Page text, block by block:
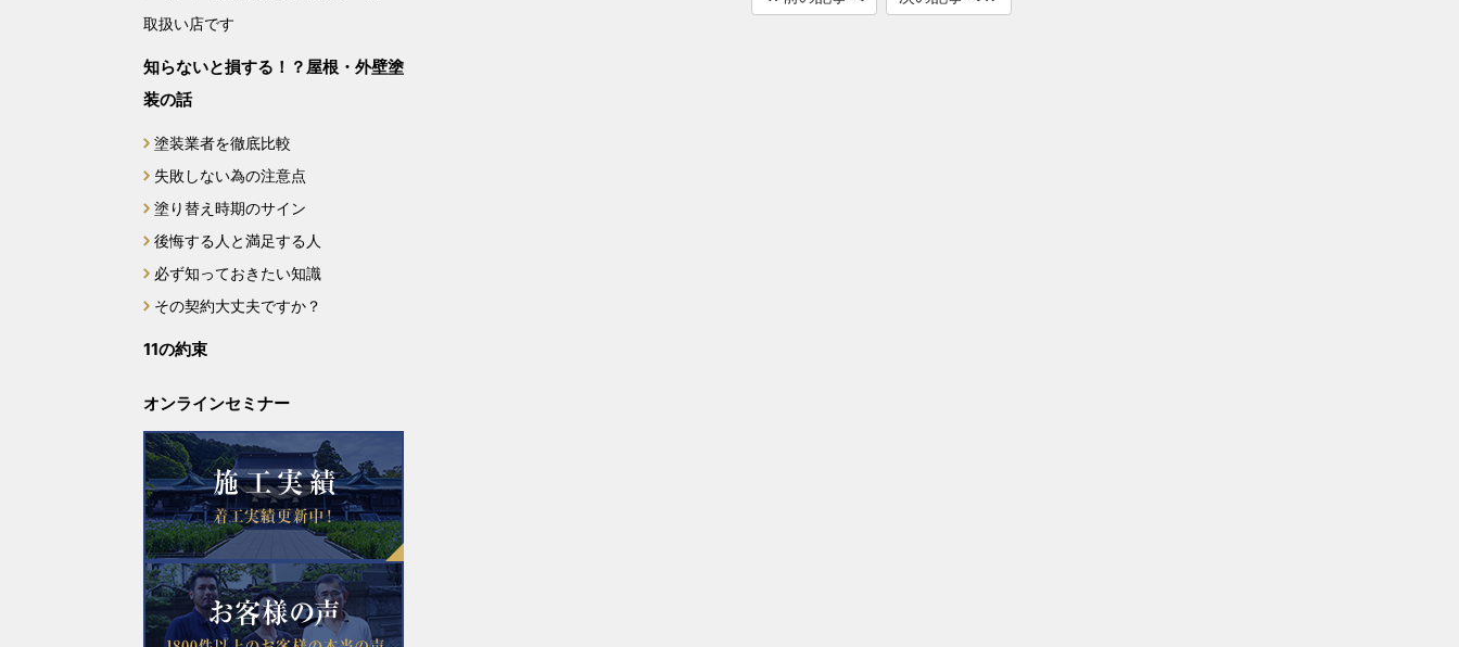
2024年2月
2023年11月
2023年9月
2023年8月
2023年7月
2022年10月
2022年8月
2022年5月
2022年3月
取扱い店です
知らないと損する！？屋根・外壁塗
装の話
塗装業者を徹底比較
失敗しない為の注意点
塗り替え時期のサイン
後悔する人と満足する人
必ず知っておきたい知識
その契約大丈夫ですか？
11の約束
オンラインセミナー